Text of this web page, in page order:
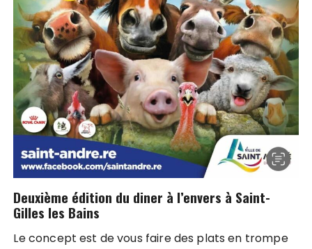
Deuxième édition du diner à l’envers à Saint-
Gilles les Bains
Le concept est de vous faire des plats en trompe